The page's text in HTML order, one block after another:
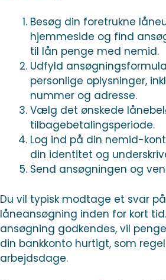
Besøg din foretrukne
hjemmeside og find
til lån penge med nemid.
Udfyld
personlige oplysninger,
nummer og adresse.
Vælg det ønskede
tilbagebetalingsperiode.
Log ind på din nemid-
din identitet og
Send ansøgningen og
Du vil typisk modtage et svar
låneansøgning inden for kort
ansøgning godkendes, vil
din bankkonto hurtigt, som
arbejdsdage.